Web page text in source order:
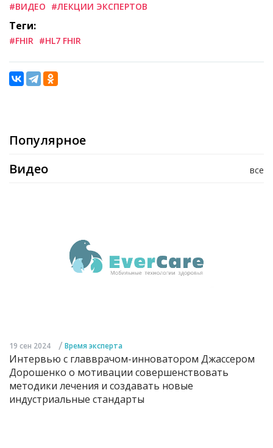
#ВИДЕО #ЛЕКЦИИ ЭКСПЕРТОВ
Теги:
#FHIR #HL7 FHIR
Популярное
все
Видео
19 сен 2024 / Время эксперта
Интервью с главврачом-инноватором Джассером
Дорошенко о мотивации совершенствовать
методики лечения и создавать новые
индустриальные стандарты